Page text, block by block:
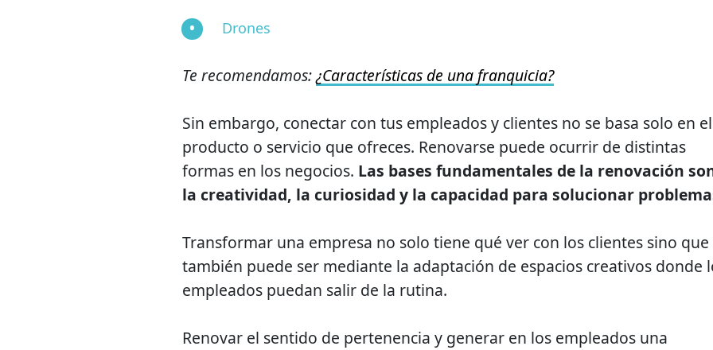
Drones
Te recomendamos:¿Características de una franquicia?
Sin embargo, conectar con tus empleados y clientes no se basa solo en el
producto o servicio que ofreces. Renovarse puede ocurrir de distintas
formas en los negocios. Las bases fundamentales de la renovación
la creatividad, la curiosidad y la capacidad para solucionar
Transformar una empresa no solo tiene qué ver con los clientes sino que
también puede ser mediante la adaptación de espacios creativos donde
empleados puedan salir de la rutina.
Renovar el sentido de pertenencia y generar en los empleados una